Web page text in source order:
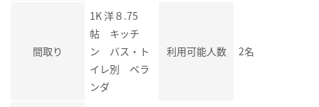
間取り
1K 洋８.75
帖 キッチ
ン バス・ト
イレ別 ベラ
ンダ
利用可能人数 2名